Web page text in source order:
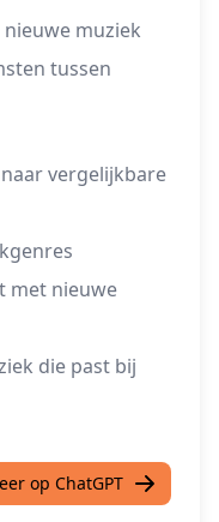
muziek
tussen
vergelijkbare
met nieuwe
die past bij
op ChatGPT